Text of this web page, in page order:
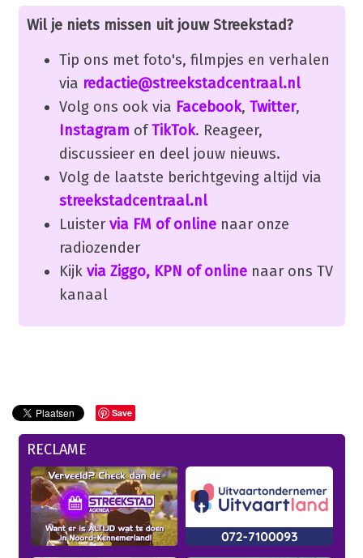
Wil je niets missen uit jouw Streekstad?
Tip ons met foto's, filmpjes en verhalen
via redactie@streekstadcentraal.nl
Volg ons ook via Facebook, Twitter,
Instagram ofTikTok. Reageer,
discussieer en deel jouw nieuws.
Volg de laatste berichtgeving altijd via
streekstadcentraal.nl
Luister via FM of onlinenaar onze
radiozender
Kijk via Ziggo, KPN of onlinenaar ons TV
kanaal
Save
RECLAME